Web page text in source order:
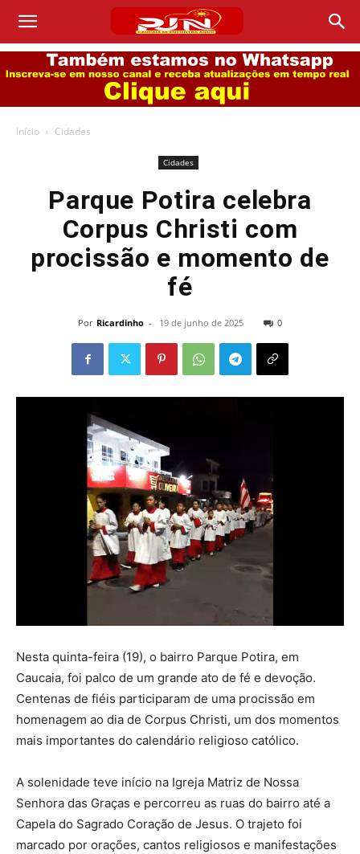
Início Cidades
Cidades
Parque Potira celebra
Corpus Christi com
procissão e momento de
fé
Por Ricardinho - 19 de junho de 2025 0
Nesta quinta-feira (19), o bairro Parque Potira, em
Caucaia, foi palco de um grande ato de fé e devoção.
Centenas de fiéis participaram de uma procissão em
homenagem ao dia de Corpus Christi, um dos momentos
mais importantes do calendário religioso católico.
A solenidade teve início na Igreja Matriz de Nossa
Senhora das Graças e percorreu as ruas do bairro até a
Capela do Sagrado Coração de Jesus. O trajeto foi
marcado por orações, cantos religiosos e manifestações